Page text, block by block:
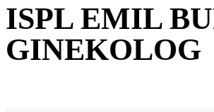
ISPL EMIL
GINEKOLOG